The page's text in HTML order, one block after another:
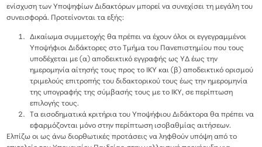
ενίσχυση των Υποψηφίων Διδακτόρων μπορεί να συνεχίσει τη μεγάλη του
συνεισφορά. Προτείνονται τα εξής:
Δικαίωμα συμμετοχής θα πρέπει να έχουν όλοι οι εγγεγραμμένοι
Υποψήφιοι Διδάκτορες στο Τμήμα του Πανεπιστημίου που τους
υποδέχεται με (α) αποδεικτικό εγγραφής ως ΥΔ έως την
ημερομηνία αίτησής τους προς το ΙΚΥ και (β) αποδεικτικό ορισμού
τριμελούς επιτροπής του διδακτορικού τους έως την ημερομηνία
της υπογραφής της σύμβασής τους με το ΙΚΥ, σε περίπτωση
επιλογής τους.
Τα εισοδηματικά κριτήρια του Υποψήφιου Διδάκτορα θα πρέπει να
εφαρμόζονται μόνο στην περίπτωση ισοβαθμίας αιτήσεων.
Ελπίζω οι ως άνω διορθωτικές προτάσεις να ληφθούν υπόψη από το